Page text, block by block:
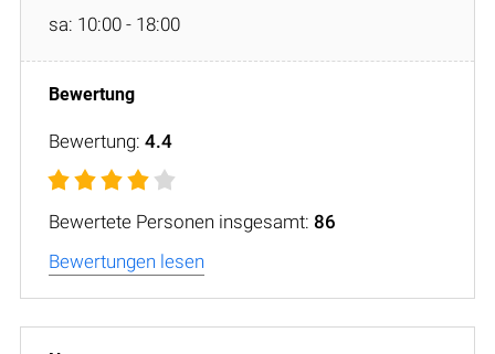
sa: 10:00 - 18:00
Bewertung: 4.4
Bewertete Personen insgesamt: 86
Bewertungen lesen